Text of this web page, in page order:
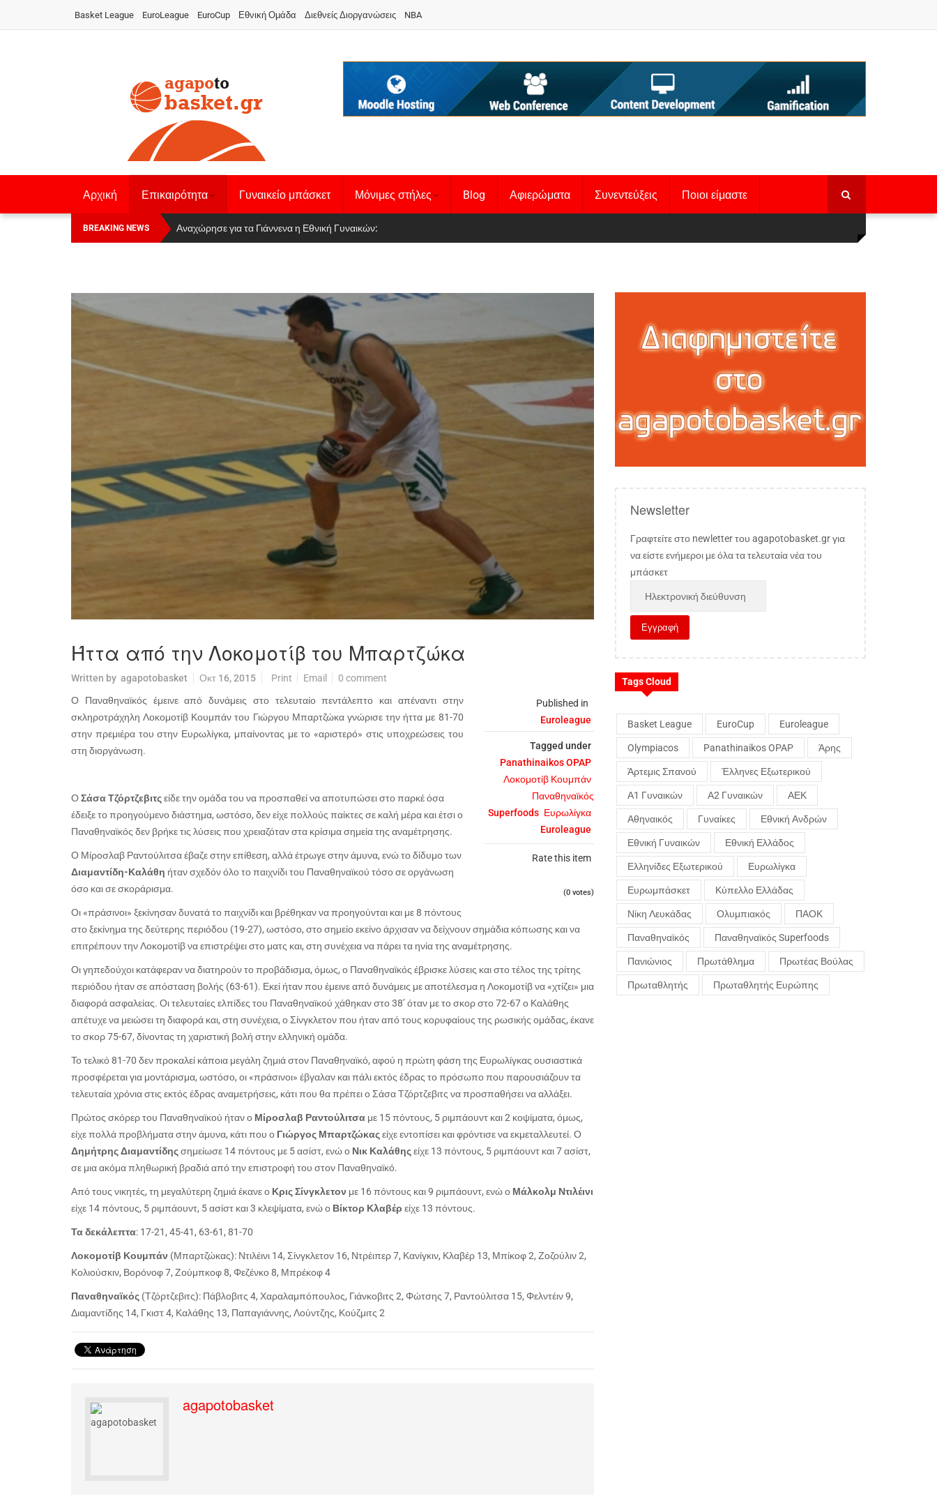
Basket League EuroLeague EuroCup Εθνική Ομάδα Διεθνείς Διοργανώσεις NBA
Αρχική Επικαιρότητα Γυναικείο μπάσκετ Μόνιμες στήλες Blog Αφιερώματα Συνεντεύξεις Ποιοι είμαστε
BREAKING NEWS Οι Πάνθηρες Καβάλας στην Women Basketball League 1
Αναχώρησε για τα Γιάννενα η Εθνική Γυναικών:
Ήττα από την Λοκομοτίβ του Μπαρτζώκα
Written by agapotobasket Οκτ 16, 2015 Print Email 0 comment
Published in
Euroleague
Tagged under
Panathinaikos OPAP
Λοκομοτίβ Κουμπάν
Παναθηναϊκός
Superfoods Ευρωλίγκα
Euroleague
Rate this item
(0 votes)
Ο Παναθηναϊκός έμεινε από δυνάμεις στο τελευταίο πεντάλεπτο και απέναντι στην
σκληροτράχηλη Λοκομοτίβ Κουμπάν του Γιώργου Μπαρτζώκα γνώρισε την ήττα με 81-70
στην πρεμιέρα του στην Ευρωλίγκα, μπαίνοντας με το «αριστερό» στις υποχρεώσεις του
στη διοργάνωση.
ΟΣάσα Τζόρτζεβιτςείδε την ομάδα του να προσπαθεί να αποτυπώσει στο παρκέ όσα
έδειξε το προηγούμενο διάστημα, ωστόσο, δεν είχε πολλούς παίκτες σε καλή μέρα και έτσι ο
Παναθηναϊκός δεν βρήκε τις λύσεις που χρειαζόταν στα κρίσιμα σημεία της αναμέτρησης.
Ο Μίροσλαβ Ραντούλιτσα έβαζε στην επίθεση, αλλά έτρωγε στην άμυνα, ενώ το δίδυμο των
Διαμαντίδη-Καλάθη ήταν σχεδόν όλο το παιχνίδι του Παναθηναϊκού τόσο σε οργάνωση
όσο και σε σκοράρισμα.
Οι «πράσινοι» ξεκίνησαν δυνατά το παιχνίδι και βρέθηκαν να προηγούνται και με 8 πόντους
στο ξεκίνημα της δεύτερης περιόδου (19-27), ωστόσο, στο σημείο εκείνο άρχισαν να δείχνουν σημάδια κόπωσης και να
επιτρέπουν την Λοκομοτίβ να επιστρέψει στο ματς και, στη συνέχεια να πάρει τα ηνία της αναμέτρησης.
Οι γηπεδούχοι κατάφεραν να διατηρούν το προβάδισμα, όμως, ο Παναθηναϊκός έβρισκε λύσεις και στο τέλος της τρίτης
περιόδου ήταν σε απόσταση βολής (63-61). Εκεί ήταν που έμεινε από δυνάμεις με αποτέλεσμα η Λοκομοτίβ να «χτίζει» μια
διαφορά ασφαλείας. Οι τελευταίες ελπίδες του Παναθηναϊκού χάθηκαν στο 38’ όταν με το σκορ στο 72-67 ο Καλάθης
απέτυχε να μειώσει τη διαφορά και, στη συνέχεια, ο Σίνγκλετον που ήταν από τους κορυφαίους της ρωσικής ομάδας, έκανε
το σκορ 75-67, δίνοντας τη χαριστική βολή στην ελληνική ομάδα.
Το τελικό 81-70 δεν προκαλεί κάποια μεγάλη ζημιά στον Παναθηναϊκό, αφού η πρώτη φάση της Ευρωλίγκας ουσιαστικά
προσφέρεται για μοντάρισμα, ωστόσο, οι «πράσινοι» έβγαλαν και πάλι εκτός έδρας το πρόσωπο που παρουσιάζουν τα
τελευταία χρόνια στις εκτός έδρας αναμετρήσεις, κάτι που θα πρέπει ο Σάσα Τζόρτζεβιτς να προσπαθήσει να αλλάξει.
Πρώτος σκόρερ του Παναθηναϊκού ήταν ο Μίροσλαβ Ραντούλιτσα με 15 πόντους, 5 ριμπάουντ και 2 κοψίματα, όμως,
είχε πολλά προβλήματα στην άμυνα, κάτι που ο Γιώργος Μπαρτζώκαςείχε εντοπίσει και φρόντισε να εκμεταλλευτεί. Ο
Δημήτρης Διαμαντίδηςσημείωσε 14 πόντους με 5 ασίστ, ενώ ο Νικ Καλάθηςείχε 13 πόντους, 5 ριμπάουντ και 7 ασίστ,
σε μια ακόμα πληθωρική βραδιά από την επιστροφή του στον Παναθηναϊκό.
Από τους νικητές, τη μεγαλύτερη ζημιά έκανε ο Κρις Σίνγκλετον με 16 πόντους και 9 ριμπάουντ, ενώ ο Μάλκολμ Ντιλέινι
είχε 14 πόντους, 5 ριμπάουντ, 5 ασίστ και 3 κλεψίματα, ενώ ο Βίκτορ Κλαβέρ είχε 13 πόντους.
Τα δεκάλεπτα: 17-21, 45-41, 63-61, 81-70
Λοκομοτίβ Κουμπάν (Μπαρτζώκας): Ντιλέινι 14, Σίνγκλετον 16, Ντρέιπερ 7, Κανίγκιν, Κλαβέρ 13, Μπίκοφ 2, Ζοζούλιν 2,
Κολιούσκιν, Βορόνοφ 7, Ζούμπκοφ 8, Φεζένκο 8, Μπρέκοφ 4
Παναθηναϊκός (Τζόρτζεβιτς): Πάβλοβιτς 4, Χαραλαμπόπουλος, Γιάνκοβιτς 2, Φώτσης 7, Ραντούλιτσα 15, Φελντέιν 9,
Διαμαντίδης 14, Γκιστ 4, Καλάθης 13, Παπαγιάννης, Λούντζης, Κούζμιτς 2
agapotobasket
Newsletter
Γραφτείτε στο newletter του agapotobasket.gr για
να είστε ενήμεροι με όλα τα τελευταία νέα του
μπάσκετ
Tags Cloud
Basket League EuroCup Euroleague
Olympiacos Panathinaikos OPAP Άρης
Άρτεμις Σπανού Έλληνες Εξωτερικού
Α1 Γυναικών Α2 Γυναικών ΑΕΚ
Αθηναικός Γυναίκες Εθνική Ανδρών
Εθνική Γυναικών Εθνική Ελλάδος
Ελληνίδες Εξωτερικού Ευρωλίγκα
Ευρωμπάσκετ Κύπελλο Ελλάδας
Νίκη Λευκάδας Ολυμπιακός ΠΑΟΚ
Παναθηναϊκός Παναθηναϊκός Superfoods
Πανιώνιος Πρωτάθλημα Πρωτέας Βούλας
Πρωταθλητής Πρωταθλητής Ευρώπης